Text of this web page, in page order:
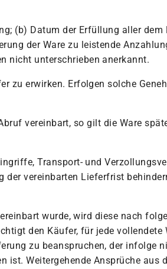
(b) Datum der Erfüllung aller dem
der Ware zu leistende
nicht unterschrieben anerkannt.
zu erwirken. Erfolgen solche
vereinbart, so gilt die Ware
Transport- und
vereinbarten Lieferfrist
wurde, wird diese nach
den Käufer, für jede vollendete
zu beanspruchen, der infolge
ist. Weitergehende Ansprüche aus